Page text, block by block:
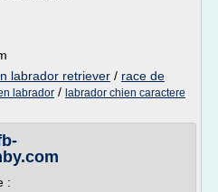
labrador retriever / race de
labrador / labrador chien caractere
: